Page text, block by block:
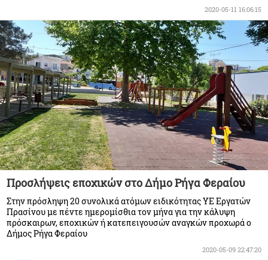
2020-05-11 16:06:15
Προσλήψεις εποχικών στο Δήμο Ρήγα Φεραίου
Στην πρόσληψη 20 συνολικά ατόμων ειδικότητας ΥΕ Εργατών
Πρασίνου με πέντε ημερομίσθια τον μήνα για την κάλυψη
πρόσκαιρων, εποχικών ή κατεπειγουσών αναγκών προχωρά ο
Δήμος Ρήγα Φεραίου
2020-05-09 22:47:20